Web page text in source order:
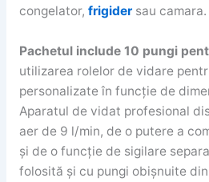
congelator, frigidersau camara.
Pachetul include 10 pungi
utilizarea rolelor de vidare
personalizate în funcție de
Aparatul de vidat profesional
aer de 9 l/min, de o putere a
și de o funcție de sigilare
folosită și cu pungi obișnuite